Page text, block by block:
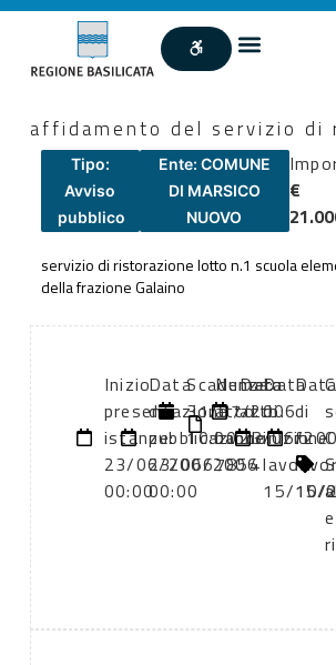
affidamento del servizio di
Tipo:
Avviso
pubblico
Ente: COMUNE
DI MARSICO
NUOVO
€
servizio di ristorazione lotto n.1 scuola
della frazione Galaino
Inizio
presentazione
istanze:
23/06/2006
00:00
Data
di
pubblicazione:
23/06/2006
00:00
Scadenza:
31/07/2006
10:00
Numero
atto:
bando
7854
Data
atto:
23/06/
Data
di
inizio
lavori:
15/10/
di
fine
15/